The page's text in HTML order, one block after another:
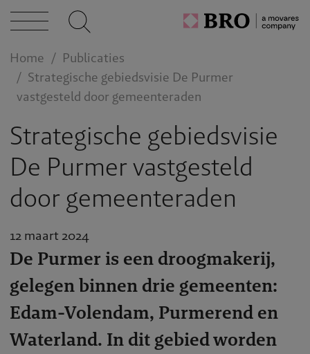
bij
Home
Publicaties
Strategische gebiedsvisie De Purmer
vastgesteld door gemeenteraden
Strategische gebiedsvisie
De Purmer vastgesteld
door gemeenteraden
12 maart 2024
De Purmer is een droogmakerij,
gelegen binnen drie gemeenten:
Edam-Volendam, Purmerend en
Waterland. In dit gebied worden